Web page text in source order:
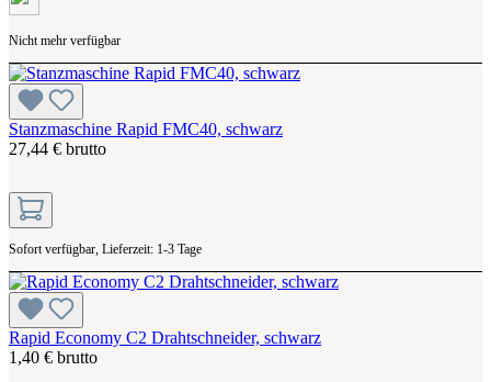
Nicht mehr verfügbar
Stanzmaschine Rapid FMC40, schwarz
27,44 € brutto
Sofort verfügbar, Lieferzeit: 1-3 Tage
Rapid Economy C2 Drahtschneider, schwarz
1,40 € brutto